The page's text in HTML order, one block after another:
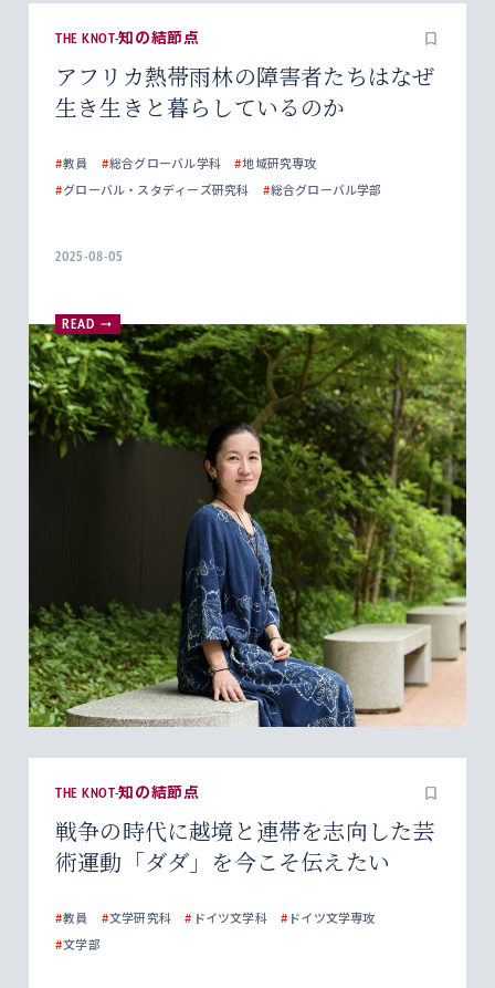
THE KNOT-知の結節点
アフリカ熱帯雨林の障害者たちはなぜ
生き生きと暮らしているのか
#教員 #総合グローバル学科 #地域研究専攻
#グローバル・スタディーズ研究科 #総合グローバル学部
2025-08-05
READ
THE KNOT-知の結節点
戦争の時代に越境と連帯を志向した芸
術運動「ダダ」を今こそ伝えたい
#教員 #文学研究科 # ドイツ文学科 # ドイツ文学専攻
#文学部